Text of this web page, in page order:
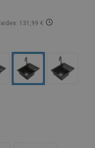
131,99 €